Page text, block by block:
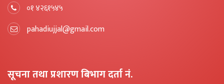
०१ ४२६१५४५
pahadiujjal@gmail.com
सूचना तथा प्रशारण बिभाग दर्ता नं.